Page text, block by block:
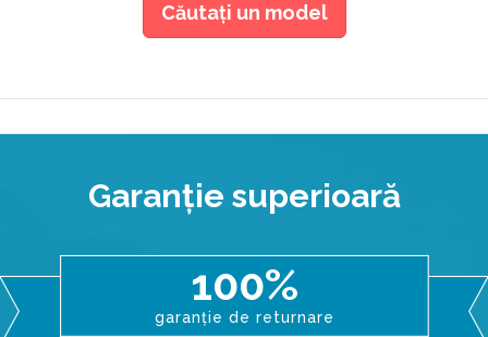
Căutaţi un model
Garanţie superioară
100%
garanție de returnare